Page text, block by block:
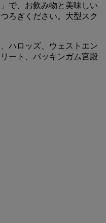
で、お飲み物と美味しい
ろぎください。大型スク
ハロッズ、ウェストエン
ート、バッキンガム宮殿